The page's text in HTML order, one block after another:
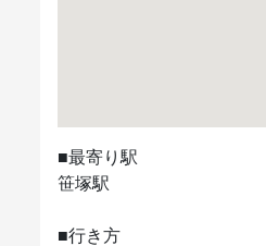
■最寄り駅
笹塚駅
■行き方